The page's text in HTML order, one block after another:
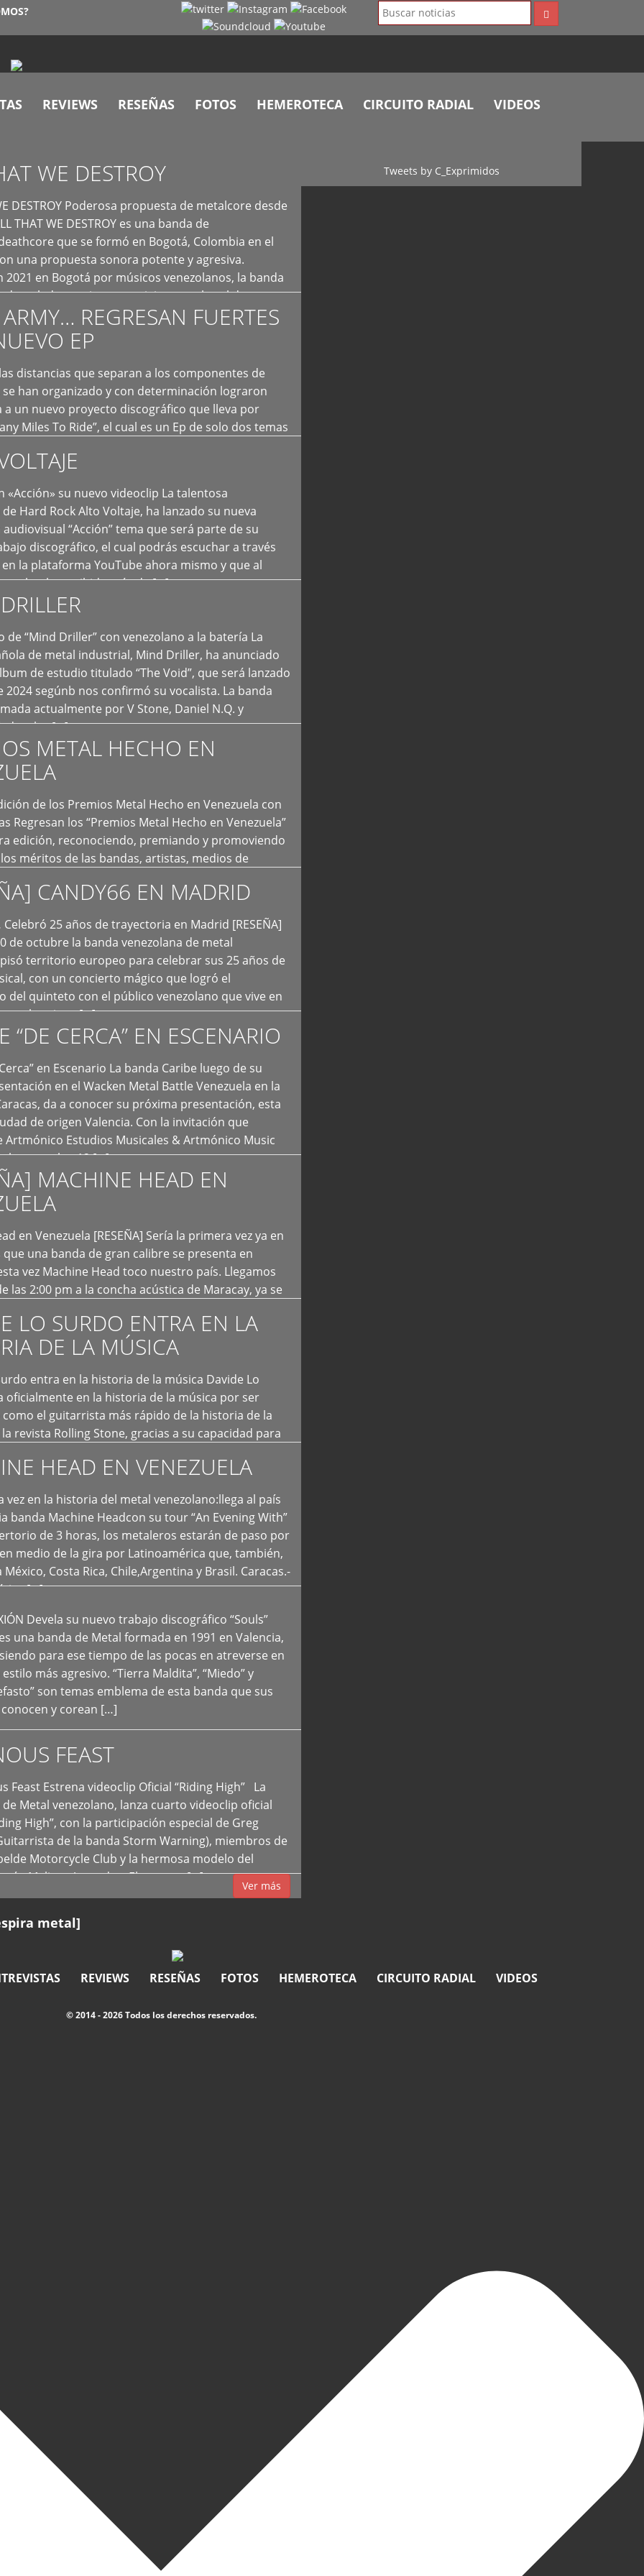
REVIEWS RESEÑAS FOTOS HEMEROTECA CIRCUITO RADIAL VIDEOS
WE DESTROY
DESTROY Poderosa propuesta de metalcore desde
THAT WE DESTROY es una banda de
que se formó en Bogotá, Colombia en el
una propuesta sonora potente y agresiva.
2021 en Bogotá por músicos venezolanos, la banda
demoledores, ritmos vertiginosos y breakdowns
creando […]REGRESAN FUERTES
EP
distancias que separan a los componentes de
se han organizado y con determinación lograron
a un nuevo proyecto discográfico que lleva por
Miles To Ride”, el cual es un Ep de solo dos temas
[…]
«Acción» su nuevo videoclip La talentosa
Hard Rock Alto Voltaje, ha lanzado su nueva
“Acción” tema que será parte de su
discográfico, el cual podrás escuchar a través
la plataforma YouTube ahora mismo y que al
ya ha recibido más de […]
de “Mind Driller” con venezolano a la batería La
de metal industrial, Mind Driller, ha anunciado
de estudio titulado “The Void”, que será lanzado
2024 segúnb nos confirmó su vocalista. La banda
actualmente por V Stone, Daniel N.Q. y
a las […]
METAL HECHO EN
de los Premios Metal Hecho en Venezuela con
Regresan los “Premios Metal Hecho en Venezuela”
edición, reconociendo, premiando y promoviendo
méritos de las bandas, artistas, medios de
tendencias del metal y […]
CANDY66 EN MADRID
Celebró 25 años de trayectoria en Madrid [RESEÑA]
de octubre la banda venezolana de metal
territorio europeo para celebrar sus 25 años de
con un concierto mágico que logró el
del quinteto con el público venezolano que vive en
que los sigue […]
“DE CERCA” EN ESCENARIO
en Escenario La banda Caribe luego de su
en el Wacken Metal Battle Venezuela en la
da a conocer su próxima presentación, esta
de origen Valencia. Con la invitación que
Artmónico Estudios Musicales & Artmónico Music
cumplen 12 […]
MACHINE HEAD EN
en Venezuela [RESEÑA] Sería la primera vez ya en
una banda de gran calibre se presenta en
vez Machine Head toco nuestro país. Llegamos
las 2:00 pm a la concha acústica de Maracay, ya se
LO SURDO ENTRA EN LA
DE LA MÚSICA
entra en la historia de la música Davide Lo
oficialmente en la historia de la música por ser
el guitarrista más rápido de la historia de la
revista Rolling Stone, gracias a su capacidad para
HEAD EN VENEZUELA
vez en la historia del metal venezolano:llega al país
banda Machine Headcon su tour “An Evening With”
de 3 horas, los metaleros estarán de paso por
medio de la gira por Latinoamérica que, también,
México, Costa Rica, Chile,Argentina y Brasil. Caracas.-
[…]
Devela su nuevo trabajo discográfico “Souls”
una banda de Metal formada en 1991 en Valencia,
para ese tiempo de las pocas en atreverse en
más agresivo. “Tierra Maldita”, “Miedo” y
son temas emblema de esta banda que sus
y corean […]
FEAST
Feast Estrena videoclip Oficial “Riding High” La
Metal venezolano, lanza cuarto videoclip oficial
High”, con la participación especial de Greg
de la banda Storm Warning), miembros de
Motorcycle Club y la hermosa modelo del
Melissa Acevedo. El potente […]
Ver más
Tweets by C_Exprimidos
metal]
REVIEWS RESEÑAS FOTOS HEMEROTECA CIRCUITO RADIAL VIDEOS
© 2014 - 2026 Todos los derechos reservados.